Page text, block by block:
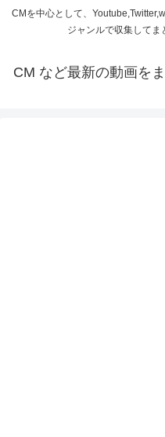
CMを中心として、
ジャンルで収集してま
CM など最新の動画を